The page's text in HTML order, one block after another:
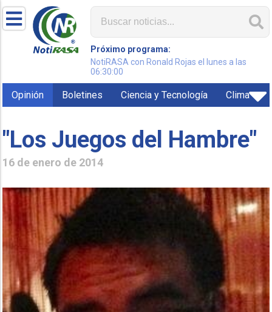
Próximo programa:
NotiRASA con Ronald Rojas el lunes a las
06:30:00
Opinión Boletines Ciencia y Tecnología Clima
"Los Juegos del Hambre"
16 de enero de 2014